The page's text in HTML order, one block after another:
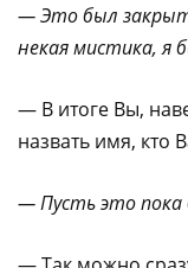
— Это был
некая мистика, я
— В итоге Вы,
назвать имя, кто
— Пусть это пока